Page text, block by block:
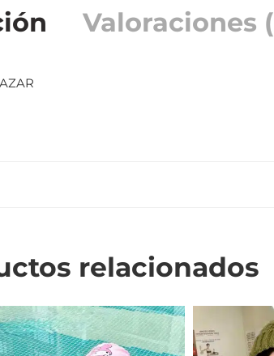
Valoraciones
relacionados